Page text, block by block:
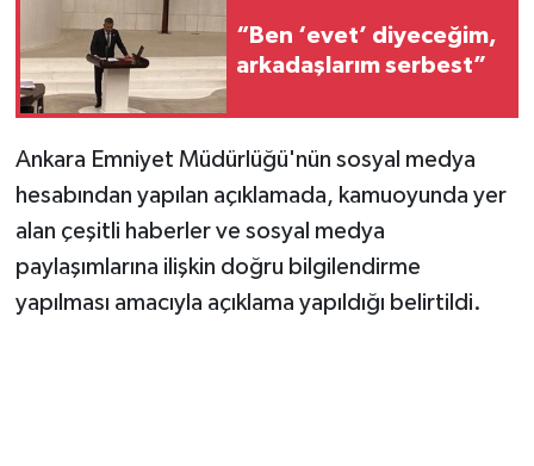
“Ben ‘evet’ diyeceğim,
arkadaşlarım serbest”
Ankara Emniyet Müdürlüğü'nün sosyal medya
hesabından yapılan açıklamada, kamuoyunda yer
alan çeşitli haberler ve sosyal medya
paylaşımlarına ilişkin doğru bilgilendirme
yapılması amacıyla açıklama yapıldığı belirtildi.
Siyaset
Sokak Hayvanlarını Sahiplendirme
Spor
Vasıta
Yaşam